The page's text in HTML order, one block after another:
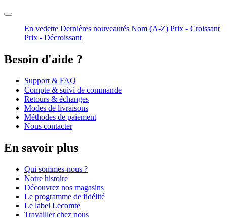
En vedette Dernières nouveautés Nom (A-Z) Prix - Croissant
Prix - Décroissant
Besoin d'aide ?
Support & FAQ
Compte & suivi de commande
Retours & échanges
Modes de livraisons
Méthodes de paiement
Nous contacter
En savoir plus
Qui sommes-nous ?
Notre histoire
Découvrez nos magasins
Le programme de fidélité
Le label Lecomte
Travailler chez nous